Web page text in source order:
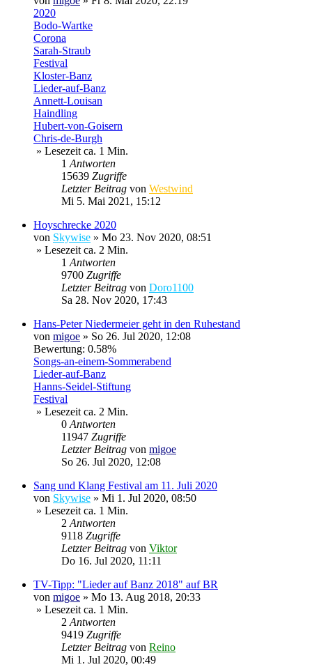
2020
Bodo-Wartke
Corona
Sarah-Straub
Festival
Kloster-Banz
Lieder-auf-Banz
Annett-Louisan
Haindling
Hubert-von-Goisern
Chris-de-Burgh
» Lesezeit ca. 1 Min.
1Antworten
15639 Zugriffe
Letzter Beitrag von Westwind
Mi 5. Mai 2021, 15:12
Hoyschrecke 2020
von Skywise » Mo 23. Nov 2020, 08:51
» Lesezeit ca. 2 Min.
1Antworten
9700 Zugriffe
Letzter Beitrag von Doro1100
Sa 28. Nov 2020, 17:43
Hans-Peter Niedermeier geht in den Ruhestand
von migoe » So 26. Jul 2020, 12:08
Bewertung: 0.58%
Songs-an-einem-Sommerabend
Lieder-auf-Banz
Hanns-Seidel-Stiftung
Festival
» Lesezeit ca. 2 Min.
0Antworten
11947 Zugriffe
Letzter Beitrag von migoe
So 26. Jul 2020, 12:08
Sang und Klang Festival am 11. Juli 2020
von Skywise » Mi 1. Jul 2020, 08:50
» Lesezeit ca. 1 Min.
2Antworten
9118 Zugriffe
Letzter Beitrag von Viktor
Do 16. Jul 2020, 11:11
TV-Tipp: "Lieder auf Banz 2018" auf BR
von migoe » Mo 13. Aug 2018, 20:33
» Lesezeit ca. 1 Min.
2Antworten
9419 Zugriffe
Letzter Beitrag von Reino
Mi 1. Jul 2020, 00:49